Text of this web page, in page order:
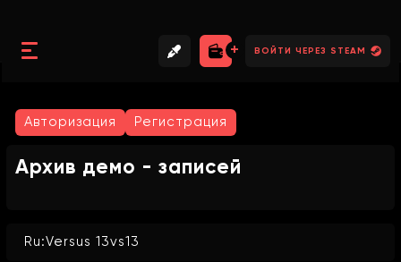
ВОЙТИ ЧЕРЕЗ STEAM
Авторизация Регистрация
Архив демо - записей
Ru:Versus 13vs13